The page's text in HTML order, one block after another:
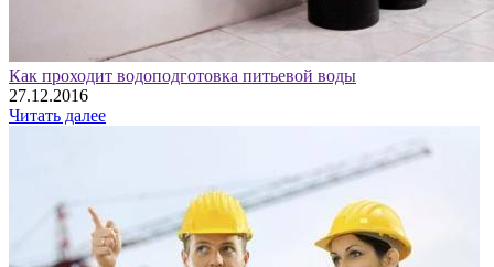
Как проходит водоподготовка питьевой воды
27.12.2016
Читать далее